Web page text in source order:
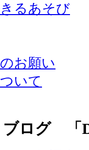
るあそび
お願い
いて
ブログ 「